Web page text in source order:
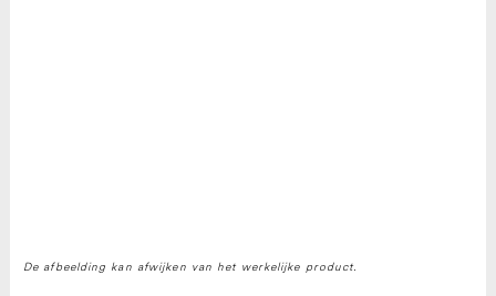
De afbeelding kan afwijken van het werkelijke product.